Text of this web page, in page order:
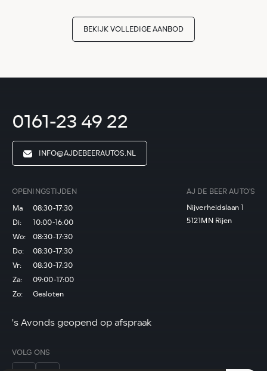
BEKIJK VOLLEDIGE AANBOD
0161-23 49 22
INFO@AJDEBEERAUTOS.NL
OPENINGSTIJDEN
Ma
08:30-17:30
Di:
10:00-16:00
Wo:
08:30-17:30
Do:
08:30-17:30
Vr:
08:30-17:30
Za:
09:00-17:00
Zo:
Gesloten
's Avonds geopend op afspraak
AJ DE BEER AUTO'S
Nijverheidslaan 1
5121MN Rijen
VOLG ONS